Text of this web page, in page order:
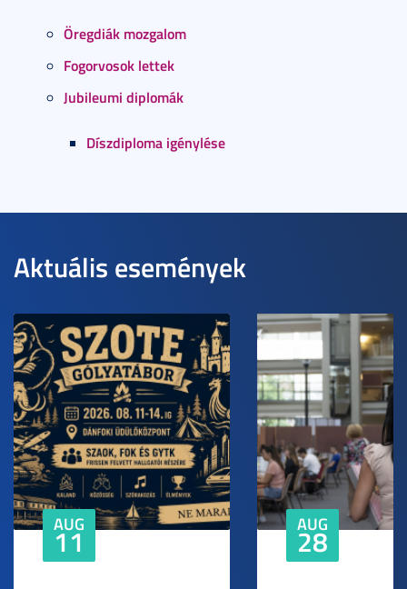
Öregdiák mozgalom
Fogorvosok lettek
Jubileumi diplomák
Díszdiploma igénylése
Aktuális események
AUG
11 AUG
28